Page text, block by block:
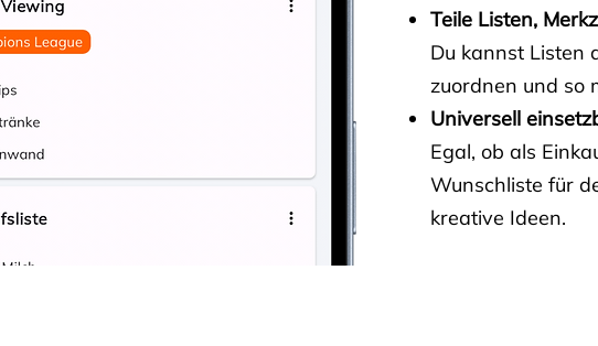
Teile Listen,
Du kannst Listen
zuordnen und so
Universell
Egal, ob als
Wunschliste für
kreative Ideen.